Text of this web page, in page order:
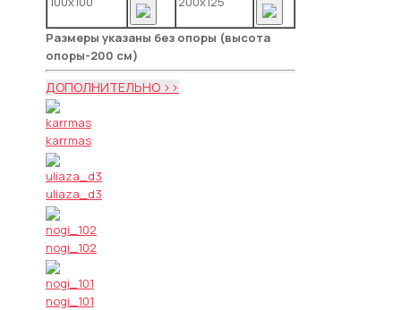
Размеры указаны без опоры (высота
опоры-200 см)
ДОПОЛНИТЕЛЬНО >>
karrmas
uliaza_d3
nogi_102
nogi_101